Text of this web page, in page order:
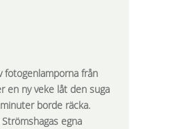
fotogenlamporna från
en ny veke låt den suga
borde räcka.
egna